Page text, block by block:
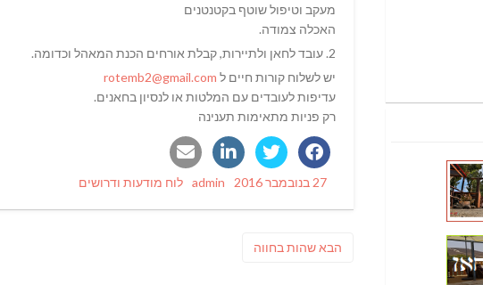
מעקב וטיפול שוטף בקטנטנים
האכלה צמודה.
2. עובד לחאן ולתיירות, קבלת אורחים הכנת המאהל וכדומה.
יש לשלוח קורות חיים ל rotemb2@gmail.com
עדיפות לעובדים עם המלטות או לנסיון בחאנים.
רק פניות מתאימות תענינה
Posted
27 בנובמבר 2016 Author
admin
Categories
לוח מודעות ודרושים
הבאפוסט
שהות בחווה